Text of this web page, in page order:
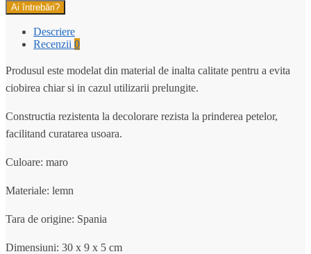
Ai întrebări?
Descriere
Recenzii 0
Produsul este modelat din material de inalta calitate pentru a evita
ciobirea chiar si in cazul utilizarii prelungite.
Constructia rezistenta la decolorare rezista la prinderea petelor,
facilitand curatarea usoara.
Culoare: maro
Materiale: lemn
Tara de origine: Spania
Dimensiuni: 30 x 9 x 5 cm